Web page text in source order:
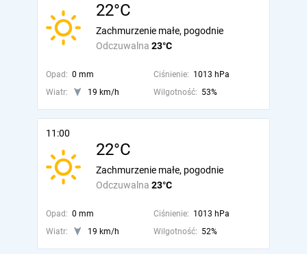
22°C
Odczuwalna 23°C
Zachmurzenie małe, pogodnie
Opad: 0 mm Ciśnienie: 1013 hPa
Wiatr:
19 km/h Wilgotność: 53%
11:00
22°C
Odczuwalna 23°C
Zachmurzenie małe, pogodnie
Opad: 0 mm Ciśnienie: 1013 hPa
Wiatr:
19 km/h Wilgotność: 52%